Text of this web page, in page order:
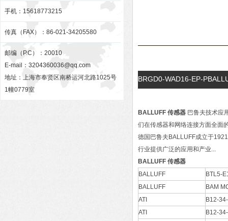
手机：15618773215
传真（FAX）：86-021-34205580
邮编（P.C）：20010
E-mail： 3204360036@qq.com
地址：上海市奉贤区南桥运河北路1025号
1幢0779室
BRGD0-WAD16-EP-
BALLUFF 传感器 巴鲁夫技术应
们在传感器和网络连接方面全面
德国巴鲁夫BALLUFF成立于
行业提供广泛的应用和产业...
BALLUFF 传感器
BALLUFF
BTL5-
BALLUFF
BAM
ATI
B12-
ATI
B12-